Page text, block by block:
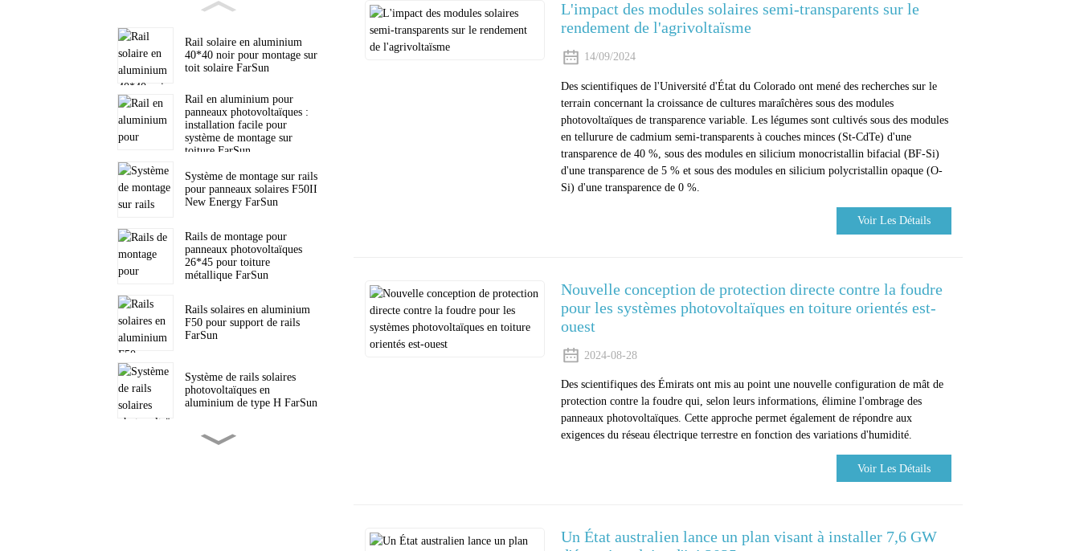
Rail solaire en aluminium
40*40 noir pour montage sur
toit solaire FarSun
Rail en aluminium pour
panneaux photovoltaïques :
installation facile pour
système de montage sur
toiture FarSun
Système de montage sur rails
pour panneaux solaires F50II
New Energy FarSun
Rails de montage pour
panneaux photovoltaïques
26*45 pour toiture
métallique FarSun
Rails solaires en aluminium
F50 pour support de rails
FarSun
Système de rails solaires
photovoltaïques en
aluminium de type H FarSun
Support de trépied solaire
L'impact des modules solaires semi-transparents sur le
rendement de l'agrivoltaïsme
14/09/2024
Des scientifiques de l'Université d'État du Colorado ont mené des recherches sur le
terrain concernant la croissance de cultures maraîchères sous des modules
photovoltaïques de transparence variable. Les légumes sont cultivés sous des modules
en tellurure de cadmium semi-transparents à couches minces (St-CdTe) d'une
transparence de 40 %, sous des modules en silicium monocristallin bifacial (BF-Si)
d'une transparence de 5 % et sous des modules en silicium polycristallin opaque (O-
Si) d'une transparence de 0 %.
Voir Les Détails
Nouvelle conception de protection directe contre la foudre
pour les systèmes photovoltaïques en toiture orientés est-
ouest
2024-08-28
Des scientifiques des Émirats ont mis au point une nouvelle configuration de mât de
protection contre la foudre qui, selon leurs informations, élimine l'ombrage des
panneaux photovoltaïques. Cette approche permet également de répondre aux
exigences du réseau électrique terrestre en fonction des variations d'humidité.
Voir Les Détails
Un État australien lance un plan visant à installer 7,6 GW